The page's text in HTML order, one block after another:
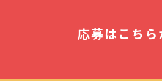
応募はこちら